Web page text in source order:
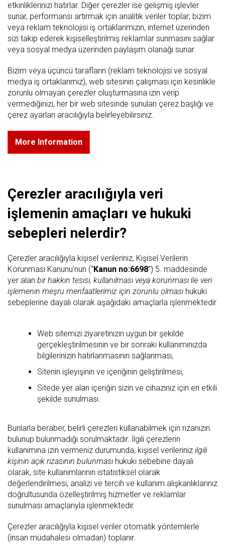
etkinliklerinizi hatırlar. Diğer çerezler ise gelişmiş işlevler
sunar, performansı artırmak için analitik veriler toplar; bizim
veya reklam teknolojisi iş ortaklarımızın, internet üzerinden
sizi takip ederek kişiselleştirilmiş reklamlar sunmasını sağlar
veya sosyal medya üzerinden paylaşım olanağı sunar.
Bizim veya üçüncü tarafların (reklam teknolojisi ve sosyal
medya iş ortaklarımız), web sitesinin çalışması için kesinlikle
zorunlu olmayan çerezler oluşturmasına izin verip
vermediğinizi, her bir web sitesinde sunulan çerez başlığı ve
çerez ayarları aracılığıyla belirleyebilirsiniz.
More Information
Çerezler aracılığıyla veri
işlemenin amaçları ve hukuki
sebepleri nelerdir?
Çerezler aracılığıyla kişisel verileriniz, Kişisel Verilerin
Korunması Kanunu’nun (“Kanun no:6698”) 5. maddesinde
yer alan bir hakkın tesisi, kullanılması veya korunması ile veri
işlemenin meşru menfaatlerimiz için zorunlu olması hukuki
sebeplerine dayalı olarak aşağıdaki amaçlarla işlenmektedir
Web sitemizi ziyaretinizin uygun bir şekilde
gerçekleştirilmesinin ve bir sonraki kullanımınızda
bilgilerinizin hatırlanmasının sağlanması,
Sitenin işleyişinin ve içeriğinin geliştirilmesi,
Sitede yer alan içeriğin sizin ve cihazınız için en etkili
şekilde sunulması.
Bunlarla beraber, belirli çerezleri kullanabilmek için rızanızın
bulunup bulunmadığı sorulmaktadır. İlgili çerezlerin
kullanımına izin vermeniz durumunda, kişisel verileriniz ilgili
kişinin açık rızasının bulunması hukuki sebebine dayalı
olarak, site kullanımlarının istatistiksel olarak
değerlendirilmesi, analizi ve tercih ve kullanım alışkanlıklarınız
doğrultusunda özelleştirilmiş hizmetler ve reklamlar
sunulması amaçlarıyla işlenmektedir.
Çerezler aracılığıyla kişisel veriler otomatik yöntemlerle
(insan müdahalesi olmadan) toplanır.